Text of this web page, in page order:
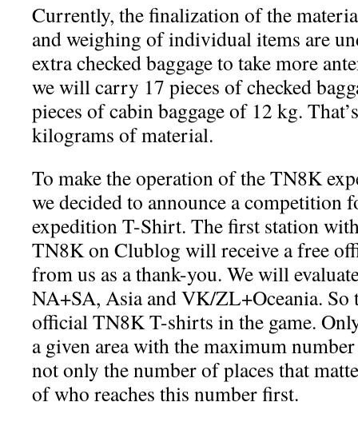
Currently, the finalization of the
and weighing of individual items are
extra checked baggage to take more
we will carry 17 pieces of checked
pieces of cabin baggage of 12 kg.
kilograms of material.
To make the operation of the TN8K
we decided to announce a competition
expedition T-Shirt. The first station
TN8K on Clublog will receive a free
from us as a thank-you. We will
NA+SA, Asia and VK/ZL+Oceania. So
official TN8K T-shirts in the game.
a given area with the maximum
not only the number of places that
of who reaches this number first.